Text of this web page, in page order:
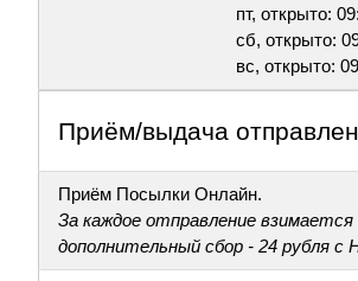
пт, открыто:
сб, открыто:
вс, открыто:
Приём/выдача
Приём Посылки Онлайн.
За каждое отправление взимается
дополнительный сбор - 24 рубля с